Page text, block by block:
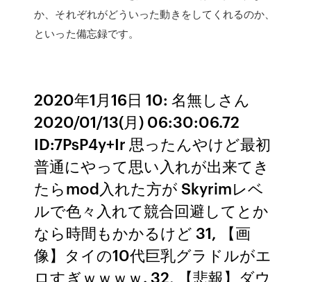
か、それぞれがどういった動きをしてくれるのか、
といった備忘録です。
2020年1月16日 10: 名無しさん
2020/01/13(月) 06:30:06.72
ID:7PsP4y+Ir 思ったんやけど最初
普通にやって思い入れが出来てき
たらmod入れた方が Skyrimレベ
ルで色々入れて競合回避してとか
なら時間もかかるけど 31, 【画
像】タイの10代巨乳グラドルがエ
ロすぎｗｗｗｗ. 32, 【悲報】ダウ